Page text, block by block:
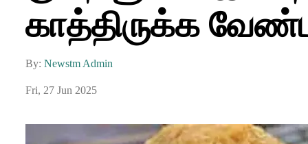
காத்திருக்க
By: Newstm Admin
Fri, 27 Jun 2025